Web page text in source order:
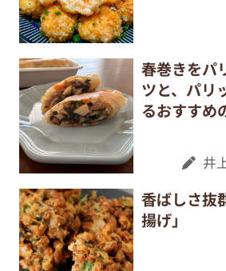
春巻きをパ
ツと、パリ
るおすすめ
井
香ばしさ抜
揚げ」